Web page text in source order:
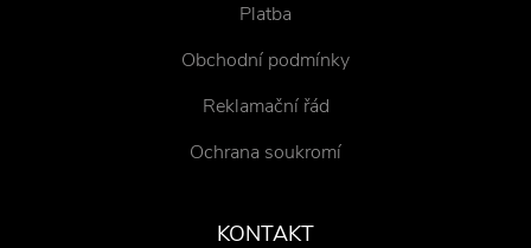
Platba
Obchodní podmínky
Reklamační řád
Ochrana soukromí
KONTAKT